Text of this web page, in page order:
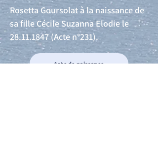
Rosetta Goursolat à la naissance de
sa fille Cécile Suzanna Elodie le
28.11.1847 (Acte n°231).
Acte de naissance